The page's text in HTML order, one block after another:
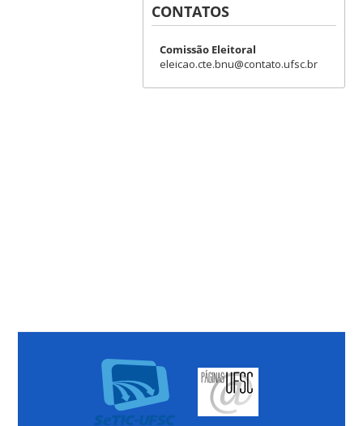
CONTATOS
Comissão Eleitoral
eleicao.cte.bnu@contato.ufsc.br